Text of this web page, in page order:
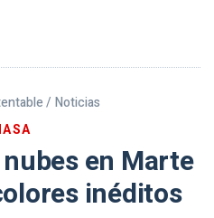
/ Noticias
en Marte
inéditos